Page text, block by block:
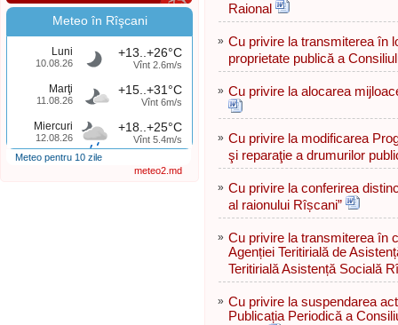
Meteo în Rîşcani
Luni
10.08.26
+13..+26°C
Vînt 2.6m/s
Marţi
11.08.26
+15..+31°C
Vînt 6m/s
Miercuri
12.08.26
+18..+25°C
Vînt 5.4m/s
Meteo pentru 10 zile
meteo2.md
Raional
» Cu privire la transmiterea în
proprietate publică a
» Cu privire la alocarea
» Cu privire la modificarea
şi reparaţie a drumurilor
» Cu privire la conferirea
al raionului Rîșcani”
» Cu privire la transmiterea în
Agenției Teritirială de
Teritirială Asistență Socială
» Cu privire la suspendarea
Publicația Periodică a